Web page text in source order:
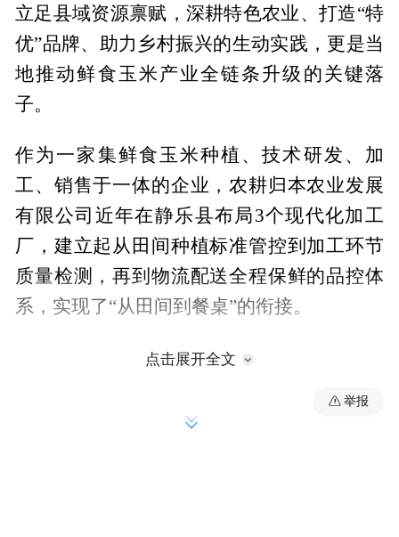
立足县域资源禀赋，深耕特色农业、打造“特
优”品牌、助力乡村振兴的生动实践，更是当
地推动鲜食玉米产业全链条升级的关键落
子。
作为一家集鲜食玉米种植、技术研发、加
工、销售于一体的企业，农耕归本农业发展
有限公司近年在静乐县布局3个现代化加工
厂，建立起从田间种植标准管控到加工环节
质量检测，再到物流配送全程保鲜的品控体
系，实现了“从田间到餐桌”的衔接。
点击展开全文
举报